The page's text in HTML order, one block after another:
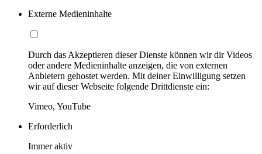
Externe Medieninhalte
Durch das Akzeptieren dieser Dienste können wir dir Videos
oder andere Medieninhalte anzeigen, die von externen
Anbietern gehostet werden. Mit deiner Einwilligung setzen
wir auf dieser Webseite folgende Drittdienste ein:
Vimeo, YouTube
Erforderlich
Immer aktiv